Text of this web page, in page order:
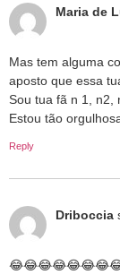
Maria de
Mas tem alguma
aposto que essa
Sou tua fã n 1,
Estou tão
Reply
Driboccia